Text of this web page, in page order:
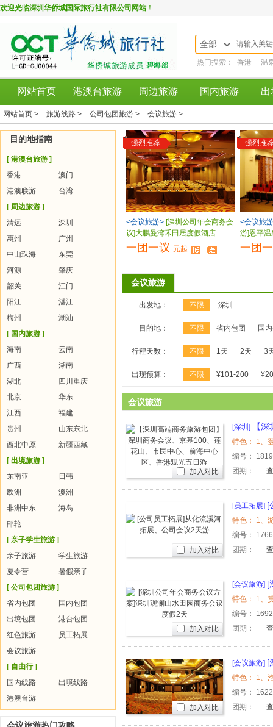
欢迎光临深圳华侨城国际旅行社有限公司网站！
全部
热门搜索： 香港 温
网站首页 港澳台旅游 周边旅游 国内旅游 出
网站首页 > 旅游线路 > 公司包团旅游 > 会议旅游 >
目的地指南
[ 港澳台旅游 ]
香港
澳门
港澳联游
台湾
[ 周边旅游 ]
清远
深圳
惠州
广州
中山珠海
东莞
河源
肇庆
韶关
江门
阳江
湛江
梅州
潮汕
[ 国内旅游 ]
海南
云南
广西
湖南
湖北
四川重庆
北京
华东
江西
福建
贵州
山东东北
西北中原
新疆西藏
[ 出境旅游 ]
东南亚
日韩
欧洲
澳洲
非洲中东
海岛
邮轮
[ 亲子学生旅游 ]
亲子旅游
学生旅游
夏令营
暑假亲子
[ 公司包团旅游 ]
省内包团
国内包团
出境包团
港台包团
红色旅游
员工拓展
会议旅游
[ 自由行 ]
国内线路
出境线路
港澳台游
强烈推荐
<会议旅游> [深圳公司年会商务会
议]大鹏曼湾禾田居度假酒店
一团一议 元起
强烈推
<会议旅
游]恩平
一团
会议旅游
出发地： 不限 深圳
目的地： 不限 省内包团 国
行程天数： 不限 1天 2天 3
出现预算： 不限 ¥101-200
会议旅游
[深圳]
【
心、前海
编号：
团期：
加入对比
[员工拓展] [
编号：
团期：
加入对比
[会议旅游] [
编号：
团期：
加入对比
[会议旅游] [
天团
编号：
团期：
加入对比